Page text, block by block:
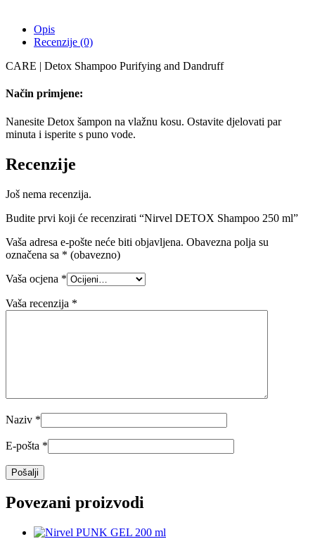
Opis
Recenzije (0)
CARE | Detox Shampoo Purifying and Dandruff
Način primjene:
Nanesite Detox šampon na vlažnu kosu. Ostavite djelovati par
minuta i isperite s puno vode.
Recenzije
Još nema recenzija.
Budite prvi koji će recenzirati “Nirvel DETOX Shampoo 250 ml”
Vaša adresa e-pošte neće biti objavljena. Obavezna polja su
označena sa * (obavezno)
Vaša ocjena *
Vaša recenzija *
Naziv *
E-pošta *
Povezani proizvodi